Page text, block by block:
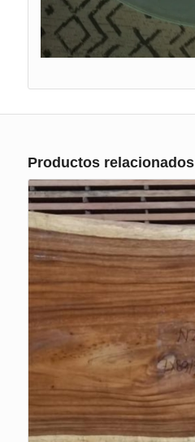
Productos relacionados